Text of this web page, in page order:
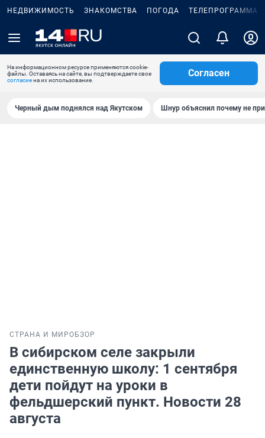
НЕДВИЖИМОСТЬ ЗНАКОМСТВА ПОГОДА ТЕЛЕПРОГРАММА
На информационном ресурсе применяются cookie-
файлы. Оставаясь на сайте, вы подтверждаете свое
согласиена их использование.
Согласен
Черный дым поднялся над Якутском Шнур объяснил почему не
СТРАНА И МИРОБЗОР
В сибирском селе закрыли
единственную школу: 1 сентября
дети пойдут на уроки в
фельдшерский пункт. Новости 28
августа